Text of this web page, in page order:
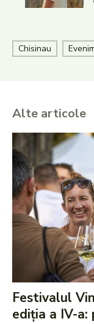
Chisinau
Alte articole
Festivalul
ediția a IV-a: